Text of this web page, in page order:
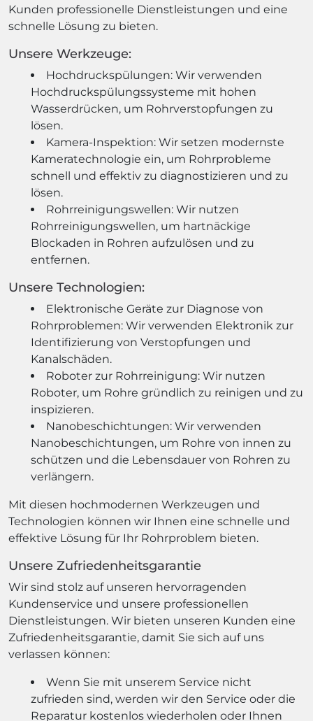
Kunden professionelle Dienstleistungen und eine
schnelle Lösung zu bieten.
Unsere Werkzeuge:
Hochdruckspülungen: Wir verwenden
Hochdruckspülungssysteme mit hohen
Wasserdrücken, um Rohrverstopfungen zu
lösen.
Kamera-Inspektion: Wir setzen modernste
Kameratechnologie ein, um Rohrprobleme
schnell und effektiv zu diagnostizieren und zu
lösen.
Rohrreinigungswellen: Wir nutzen
Rohrreinigungswellen, um hartnäckige
Blockaden in Rohren aufzulösen und zu
entfernen.
Unsere Technologien:
Elektronische Geräte zur Diagnose von
Rohrproblemen: Wir verwenden Elektronik zur
Identifizierung von Verstopfungen und
Kanalschäden.
Roboter zur Rohrreinigung: Wir nutzen
Roboter, um Rohre gründlich zu reinigen und zu
inspizieren.
Nanobeschichtungen: Wir verwenden
Nanobeschichtungen, um Rohre von innen zu
schützen und die Lebensdauer von Rohren zu
verlängern.
Mit diesen hochmodernen Werkzeugen und
Technologien können wir Ihnen eine schnelle und
effektive Lösung für Ihr Rohrproblem bieten.
Unsere Zufriedenheitsgarantie
Wir sind stolz auf unseren hervorragenden
Kundenservice und unsere professionellen
Dienstleistungen. Wir bieten unseren Kunden eine
Zufriedenheitsgarantie, damit Sie sich auf uns
verlassen können:
Wenn Sie mit unserem Service nicht
zufrieden sind, werden wir den Service oder die
Reparatur kostenlos wiederholen oder Ihnen